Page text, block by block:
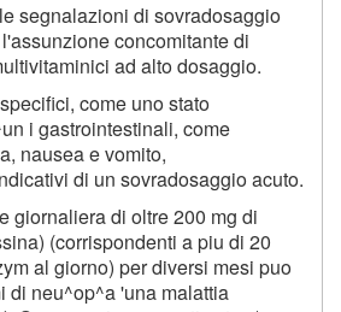
segnalazioni di sovradosaggio
concomitante di
ad alto dosaggio.
come uno stato
i gastrointestinali, come
nausea e vomito,
di un sovradosaggio acuto.
giornaliera di oltre 200 mg di
(corrispondenti a piu di 20
al giorno) per diversi mesi puo
di neu^op^a 'una malattia